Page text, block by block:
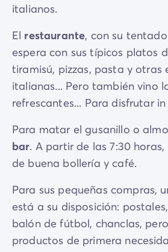
italianos.
El restaurante, con su
espera con sus típicos platos
tiramisú, pizzas, pasta y otras
italianas... Pero también vino
refrescantes... Para disfrutar
Para matar el gusanillo o
bar. A partir de las 7:30
de buena bollería y café.
Para sus pequeñas compras,
está a su disposición:
balón de fútbol, chanclas,
productos de primera